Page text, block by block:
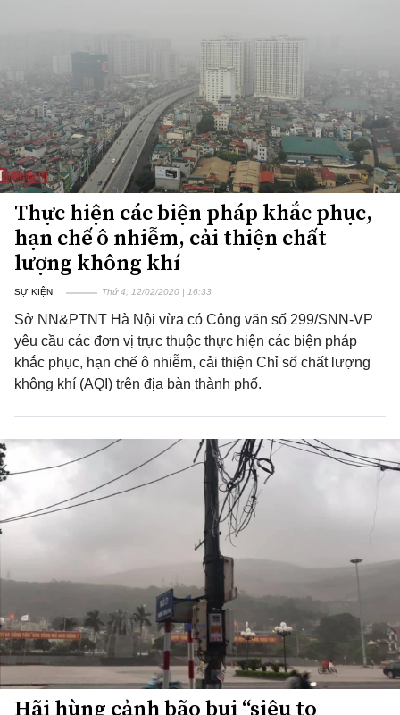
Thực hiện các biện pháp khắc phục,
hạn chế ô nhiễm, cải thiện chất
lượng không khí
SỰ KIỆN Thứ 4, 12/02/2020 | 16:33
Sở NN&PTNT Hà Nội vừa có Công văn số 299/SNN-VP
yêu cầu các đơn vị trực thuộc thực hiện các biện pháp
khắc phục, hạn chế ô nhiễm, cải thiện Chỉ số chất lượng
không khí (AQI) trên địa bàn thành phố.
Hãi hùng cảnh bão bụi “siêu to